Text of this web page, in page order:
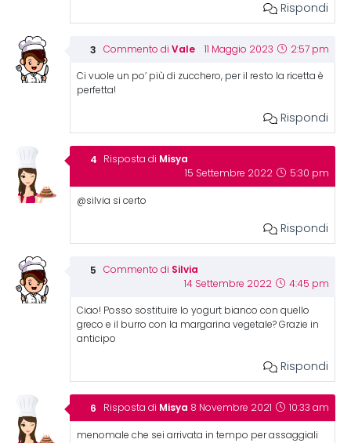
Rispondi
Commento di Vale 11 Maggio 2023 2:57 pm
Ci vuole un po’ più di zucchero, per il resto la ricetta è
perfetta!
Rispondi
Risposta di Misya
15 Settembre 2022 5:30 pm
@silvia si certo
Rispondi
Commento di Silvia
14 Settembre 2022 4:45 pm
Ciao! Posso sostituire lo yogurt bianco con quello
greco e il burro con la margarina vegetale? Grazie in
anticipo
Rispondi
Risposta di Misya 8 Novembre 2021 10:33 am
menomale che sei arrivata in tempo per assaggiali